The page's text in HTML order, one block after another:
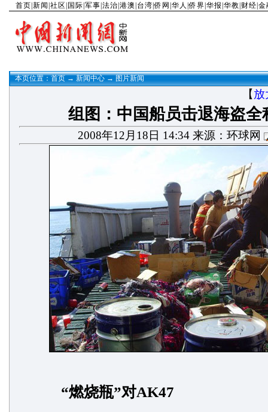
首页 新闻 社区 国际 军事 法治 港澳 台湾 |侨网 华人 |侨界 华报 华教 财经 金
本页位置： 首页 → 新闻中心 → 图片新闻
【放
组图：中国船员击退海盗全
2008年12月18日 14:34 来源：环球网
“燃烧瓶”对AK47